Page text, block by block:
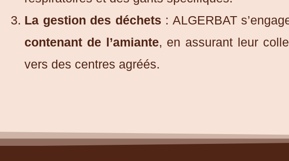
La gestion des déchets : ALGERBAT
contenant de l’amiante, en assurant leur
vers des centres agréés.